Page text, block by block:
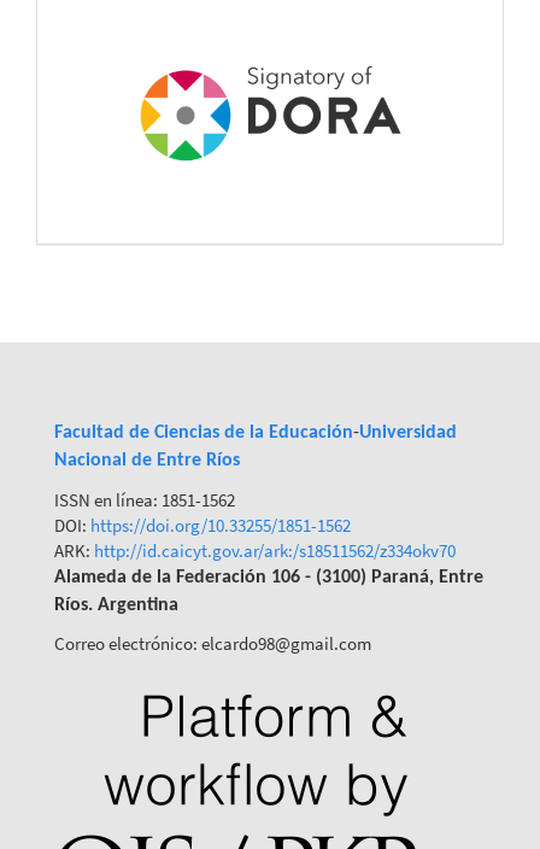
Facultad de Ciencias de la Educación-Universidad
Nacional de Entre Ríos
ISSN en línea: 1851-1562
DOI: https://doi.org/10.33255/1851-1562
ARK: http://id.caicyt.gov.ar/ark:/s18511562/z334okv70
Alameda de la Federación 106 - (3100) Paraná, Entre
Ríos. Argentina
Correo electrónico: elcardo98@gmail.com